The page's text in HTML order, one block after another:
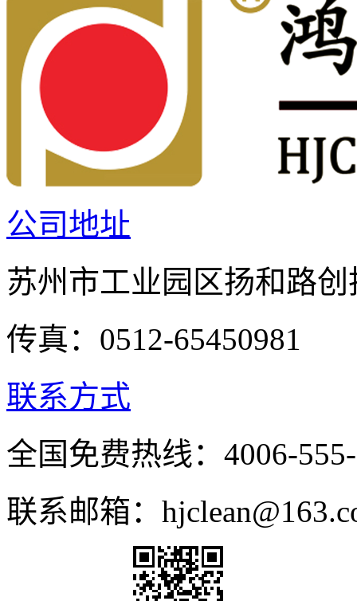
公司地址
苏州市工业园区扬和路
传真：0512-65450981
联系方式
全国免费热线：4006-
联系邮箱：